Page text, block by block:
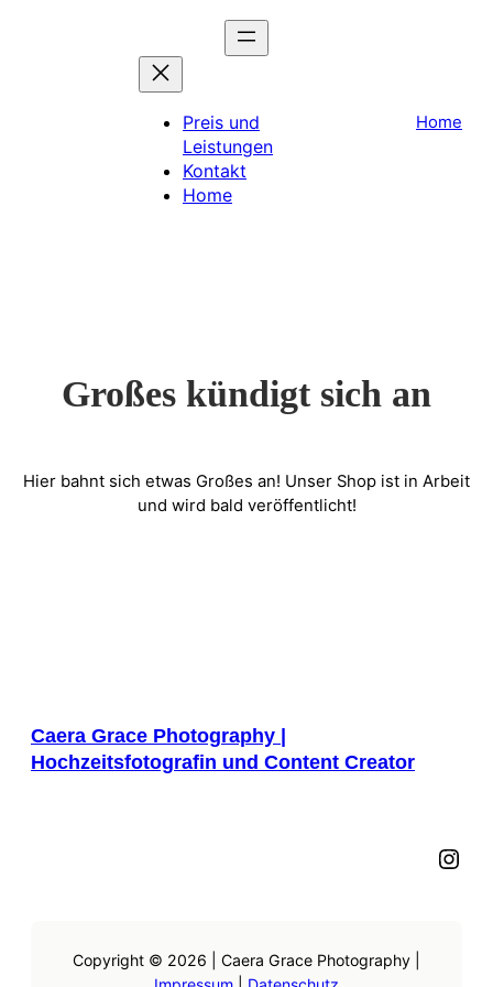
Preis und
Leistungen
Kontakt
Home
Home
Großes kündigt sich an
Hier bahnt sich etwas Großes an! Unser Shop ist in Arbeit
und wird bald veröffentlicht!
Caera Grace Photography |
Hochzeitsfotografin und Content Creator
Instagram
Copyright © 2026 | Caera Grace Photography |